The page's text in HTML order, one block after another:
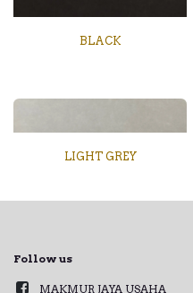
BLACK
LIGHT GREY
Follow us
MAKMUR JAYA USAHA